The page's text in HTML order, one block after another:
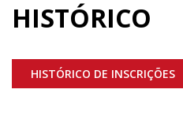
HISTÓRICO
HISTÓRICO DE INSCRIÇÕES